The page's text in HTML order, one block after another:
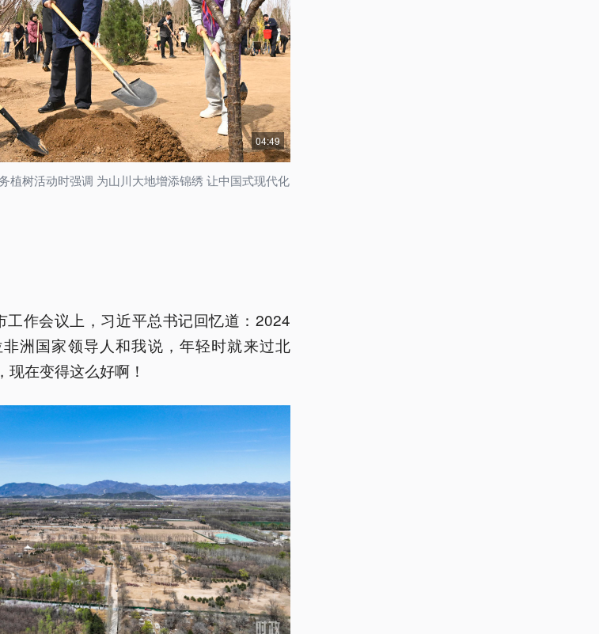
04:49
植树活动时强调 为山川大地增添锦绣 让中国式现代化
作会议上，习近平总书记回忆道：2024
洲国家领导人和我说，年轻时就来过北
在变得这么好啊！